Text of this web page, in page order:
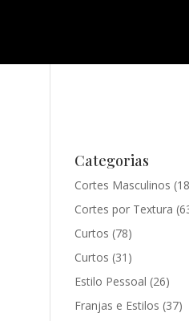
Categorias
Cortes Masculinos
Cortes por Textura
Curtos (78)
Curtos (31)
Estilo Pessoal (26)
Franjas e Estilos (37)